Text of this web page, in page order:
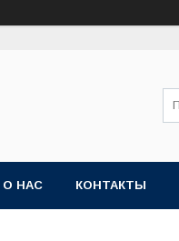
О НАС КОНТАКТЫ